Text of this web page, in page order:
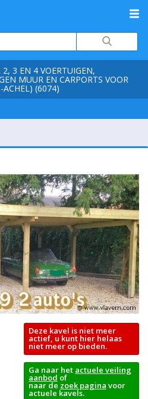
2, 3 EN 4 VOERTUIGEN,
MUUR EN CARPORTS VOOR
(6074)
Deze kavel is niet meer
actief, u kunt hier helaas
niet meer op bieden.
Ga naar het actuele veiling
aanbod of
naar de zoek pagina voor
actuele kavels.